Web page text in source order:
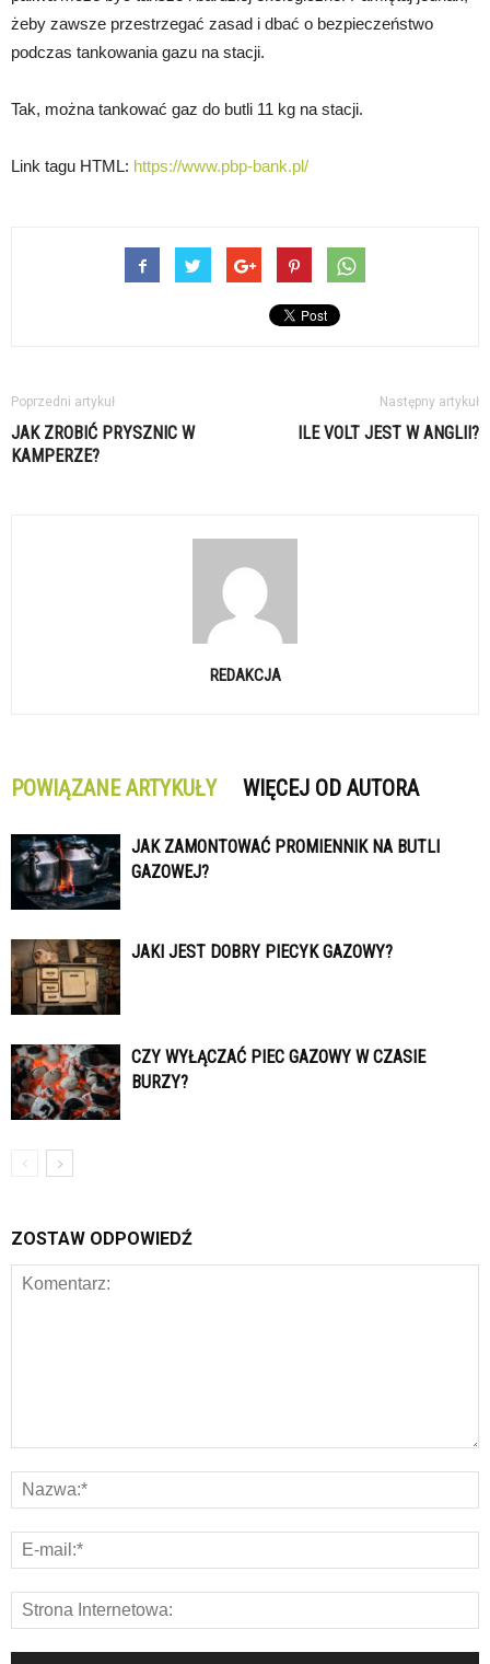
żeby zawsze przestrzegać zasad i dbać o bezpieczeństwo
podczas tankowania gazu na stacji.
Tak, można tankować gaz do butli 11 kg na stacji.
Link tagu HTML: https://www.pbp-bank.pl/
Poprzedni artykuł
JAK ZROBIĆ PRYSZNIC W
KAMPERZE?
Następny artykuł
ILE VOLT JEST W ANGLII?
REDAKCJA
POWIĄZANE ARTYKUŁY WIĘCEJ OD AUTORA
JAK ZAMONTOWAĆ PROMIENNIK NA BUTLI
GAZOWEJ?
JAKI JEST DOBRY PIECYK GAZOWY?
CZY WYŁĄCZAĆ PIEC GAZOWY W CZASIE
BURZY?
ZOSTAW ODPOWIEDŹ